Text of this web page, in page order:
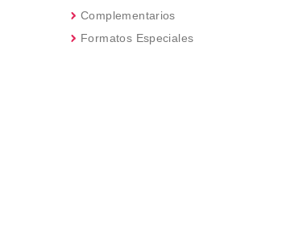
Complementarios
Formatos Especiales